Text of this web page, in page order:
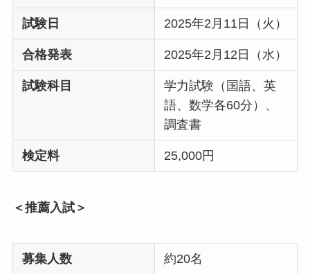
試験日 2025年2月11日（火）
合格発表 2025年2月12日（水）
試験科目
学力試験（国語、英
語、数学各60分）、
調査書
検定料 25,000円
＜推薦入試＞
募集人数 約20名